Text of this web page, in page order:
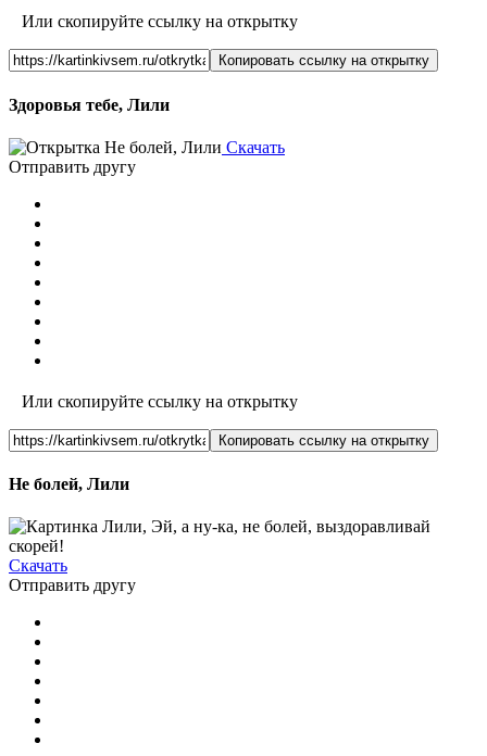
Или скопируйте ссылку на открытку
Копировать ссылку на открытку
Здоровья тебе, Лили
Скачать
Отправить другу
Или скопируйте ссылку на открытку
Копировать ссылку на открытку
Не болей, Лили
Скачать
Отправить другу